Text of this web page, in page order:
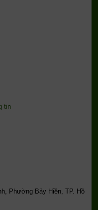
tin
Phường Bảy Hiền, TP. Hồ